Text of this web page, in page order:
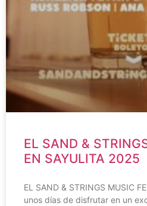
EL SAND &
EN SAYULITA 2025
EL SAND & STRINGS MUSIC
unos días de disfrutar en un